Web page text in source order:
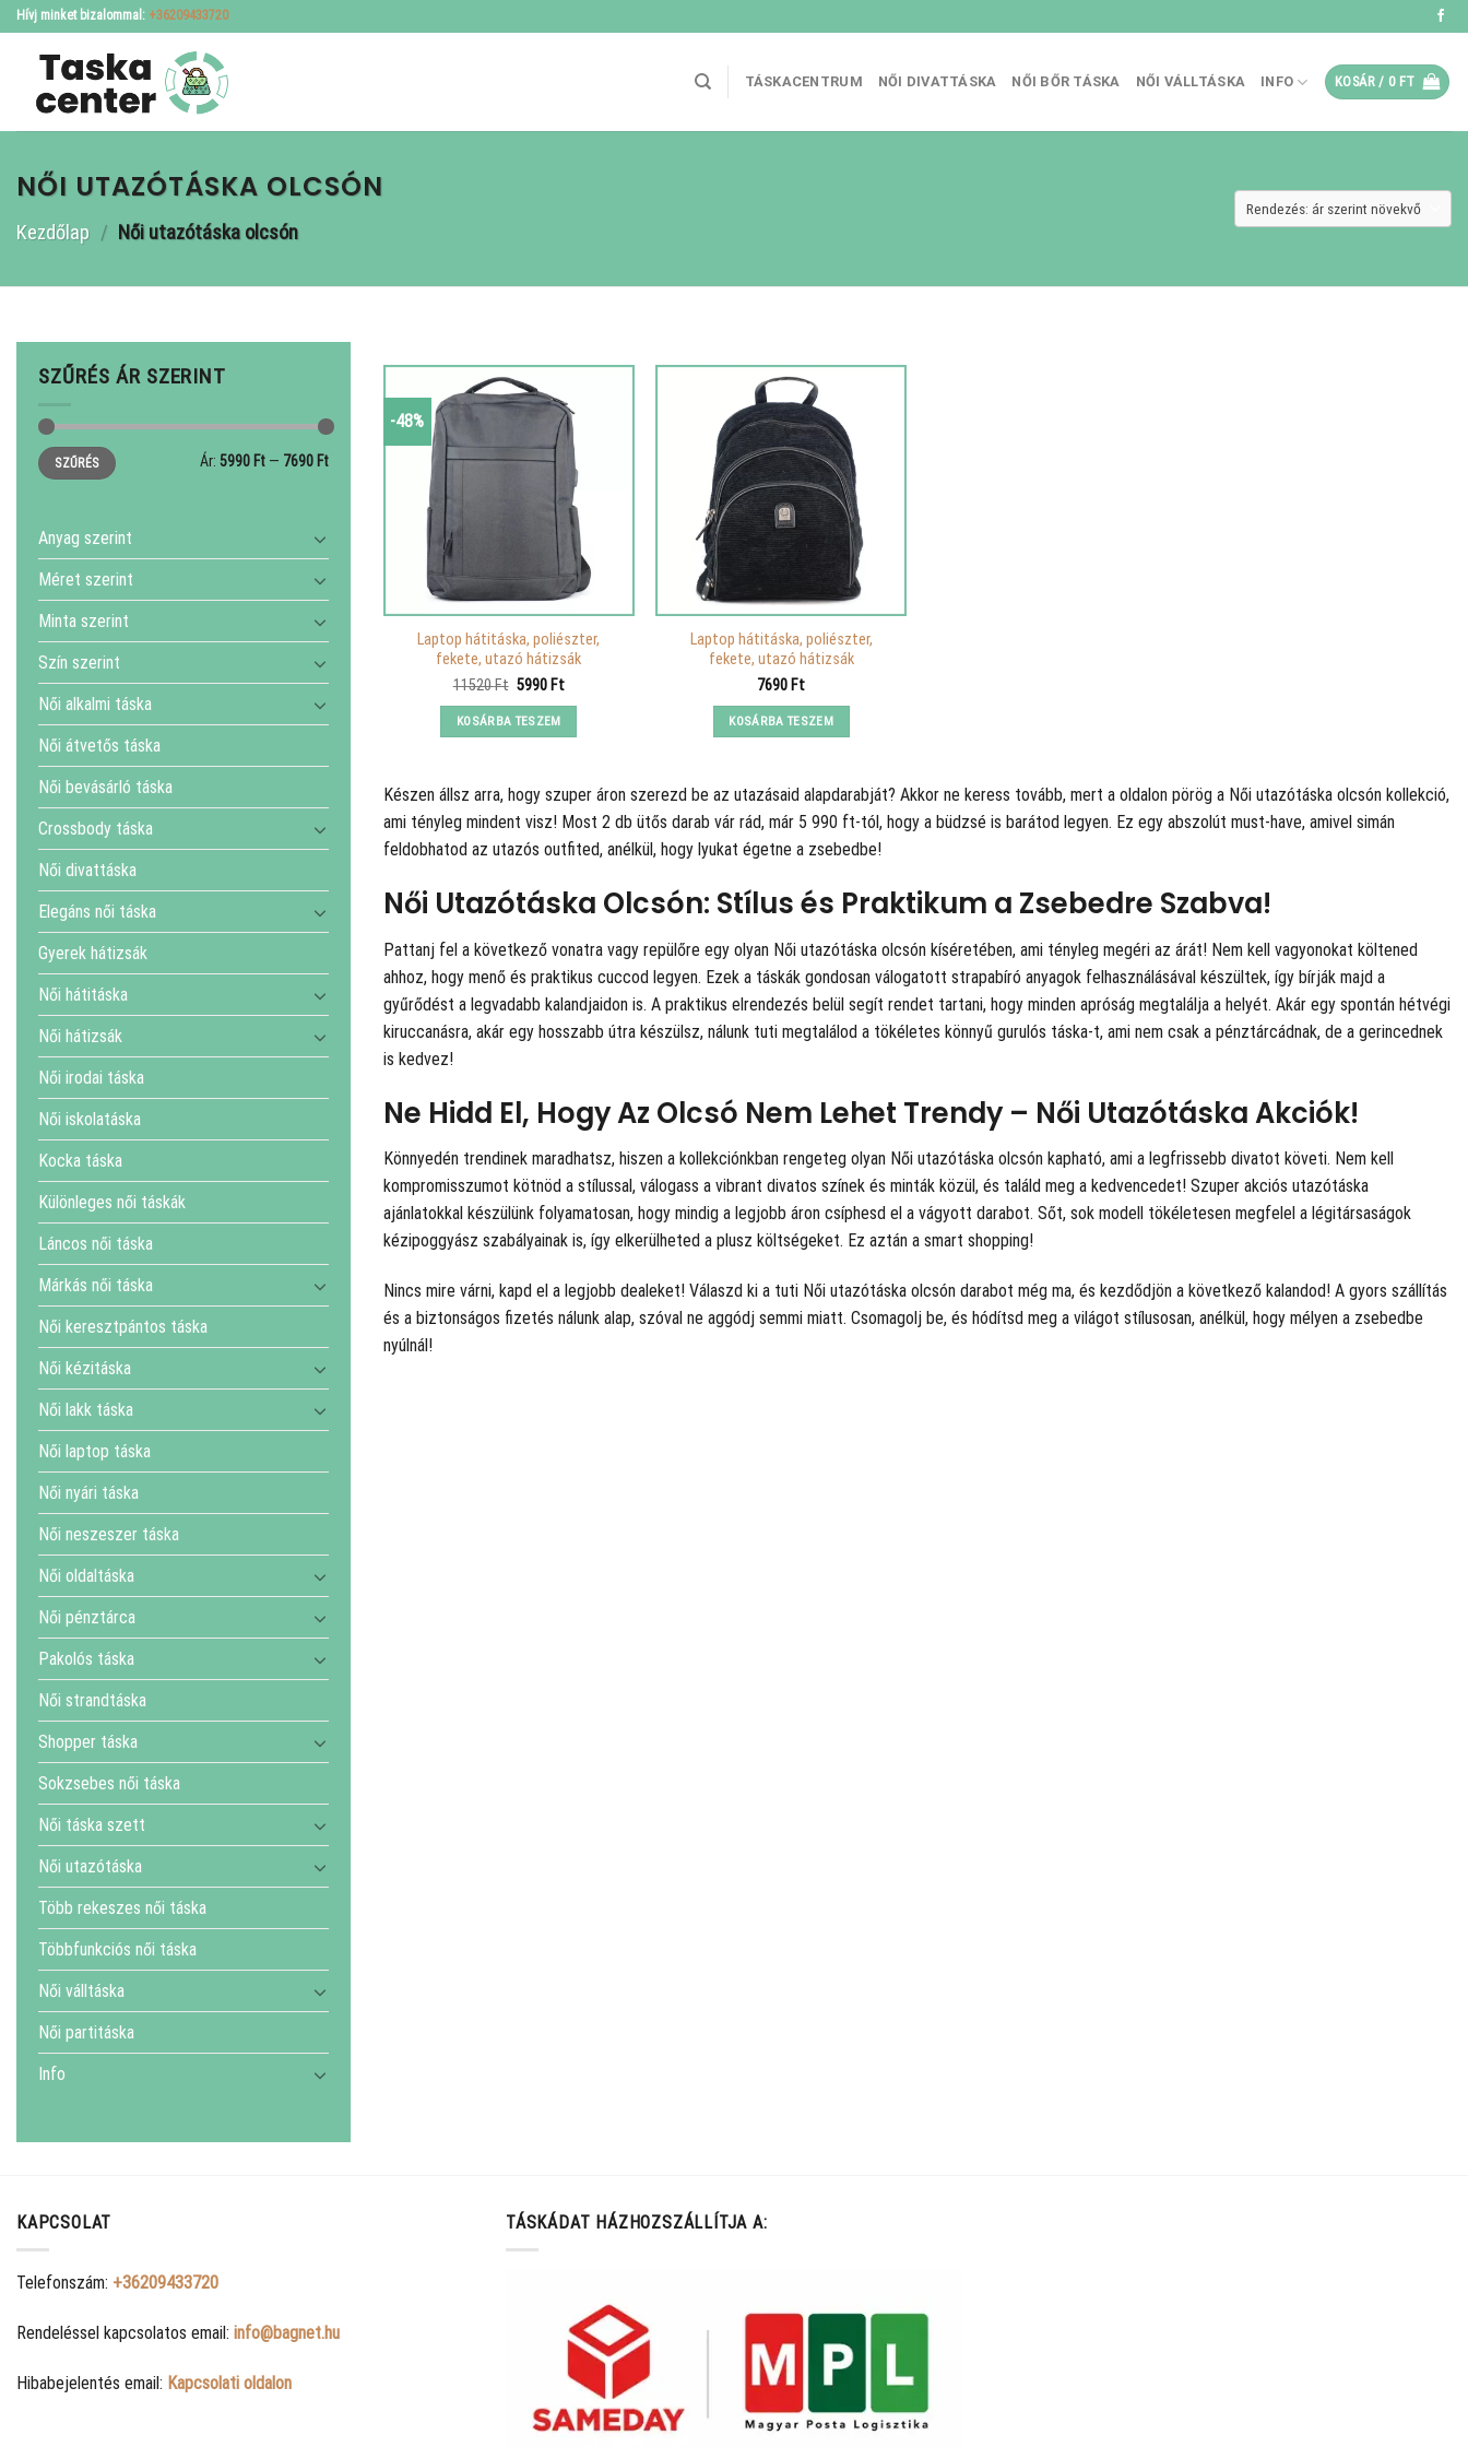
Skip
to
content
Hívj minket bizalommal: +36209433720
TÁSKACENTRUM NŐI DIVATTÁSKA NŐI BŐR TÁSKA NŐI VÁLLTÁSKA INFO KOSÁR / 0 FT
NŐI UTAZÓTÁSKA OLCSÓN
Kezdőlap / Női utazótáska olcsón
SZŰRÉS ÁR SZERINT
Min
ár
Max
ár
SZŰRÉS Ár: 5990 Ft — 7690 Ft
Anyag szerint
Méret szerint
Minta szerint
Szín szerint
Női alkalmi táska
Női átvetős táska
Női bevásárló táska
Crossbody táska
Női divattáska
Elegáns női táska
Gyerek hátizsák
Női hátitáska
Női hátizsák
Női irodai táska
Női iskolatáska
Kocka táska
Különleges női táskák
Láncos női táska
Márkás női táska
Női keresztpántos táska
Női kézitáska
Női lakk táska
Női laptop táska
Női nyári táska
Női neszeszer táska
Női oldaltáska
Női pénztárca
Pakolós táska
Női strandtáska
Shopper táska
Sokzsebes női táska
Női táska szett
Női utazótáska
Több rekeszes női táska
Többfunkciós női táska
Női válltáska
Női partitáska
Info
-48%
Laptop hátitáska, poliészter,
fekete, utazó hátizsák
11520Ft Original
was:
11520 Ft.
5990 FtCurrent
KOSÁRBA TESZEM
Laptop hátitáska, poliészter,
fekete, utazó hátizsák
7690 Ft
KOSÁRBA TESZEM
Készen állsz arra, hogy szuper áron szerezd be az utazásaid alapdarabját? Akkor ne keress tovább, mert a oldalon pörög a Női utazótáska olcsón kollekció,
ami tényleg mindent visz! Most 2 db ütős darab vár rád, már 5 990 ft-tól, hogy a büdzsé is barátod legyen. Ez egy abszolút must-have, amivel simán
feldobhatod az utazós outfited, anélkül, hogy lyukat égetne a zsebedbe!
Női Utazótáska Olcsón: Stílus és Praktikum a Zsebedre Szabva!
Pattanj fel a következő vonatra vagy repülőre egy olyan Női utazótáska olcsón kíséretében, ami tényleg megéri az árát! Nem kell vagyonokat költened
ahhoz, hogy menő és praktikus cuccod legyen. Ezek a táskák gondosan válogatott strapabíró anyagok felhasználásával készültek, így bírják majd a
gyűrődést a legvadabb kalandjaidon is. A praktikus elrendezés belül segít rendet tartani, hogy minden apróság megtalálja a helyét. Akár egy spontán hétvégi
kiruccanásra, akár egy hosszabb útra készülsz, nálunk tuti megtalálod a tökéletes könnyű gurulós táska-t, ami nem csak a pénztárcádnak, de a gerincednek
is kedvez!
Ne Hidd El, Hogy Az Olcsó Nem Lehet Trendy – Női Utazótáska Akciók!
Könnyedén trendinek maradhatsz, hiszen a kollekciónkban rengeteg olyan Női utazótáska olcsón kapható, ami a legfrissebb divatot követi. Nem kell
kompromisszumot kötnöd a stílussal, válogass a vibrant divatos színek és minták közül, és találd meg a kedvencedet! Szuper akciós utazótáska
ajánlatokkal készülünk folyamatosan, hogy mindig a legjobb áron csíphesd el a vágyott darabot. Sőt, sok modell tökéletesen megfelel a légitársaságok
kézipoggyász szabályainak is, így elkerülheted a plusz költségeket. Ez aztán a smart shopping!
Nincs mire várni, kapd el a legjobb dealeket! Válaszd ki a tuti Női utazótáska olcsón darabot még ma, és kezdődjön a következő kalandod! A gyors szállítás
és a biztonságos fizetés nálunk alap, szóval ne aggódj semmi miatt. Csomagolj be, és hódítsd meg a világot stílusosan, anélkül, hogy mélyen a zsebedbe
nyúlnál!
KAPCSOLAT
Telefonszám: +36209433720
Rendeléssel kapcsolatos email: info@bagnet.hu
Hibabejelentés email: Kapcsolati oldalon
TÁSKÁDAT HÁZHOZSZÁLLÍTJA A: